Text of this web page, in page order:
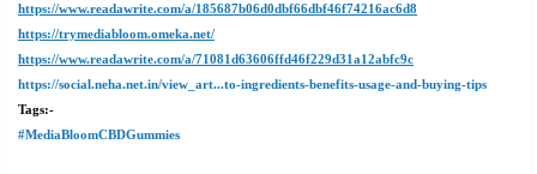
https://www.readawrite.com/a/185687b06d0dbf66dbf46f74216ac6d8
https://trymediabloom.omeka.net/
https://www.readawrite.com/a/71081d63606ffd46f229d31a12abfc9c
https://social.neha.net.in/view_art...to-ingredients-benefits-usage-and-buying-tips
Tags:-
#MediaBloomCBDGummies